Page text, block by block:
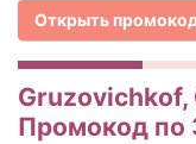
Открыть
Gruzovichkof,
Промокод по